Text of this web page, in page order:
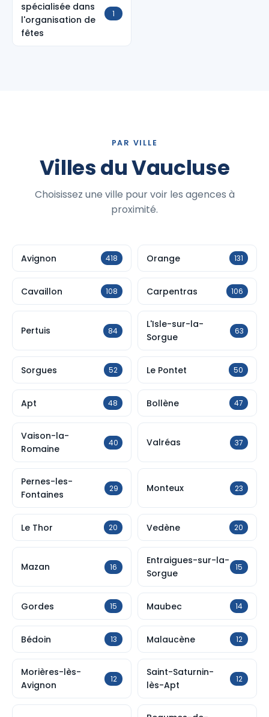
spécialisée dans
l'organisation de
fêtes
1
PAR VILLE
Villes du Vaucluse
Choisissez une ville pour voir les agences à
proximité.
Avignon 418 Orange 131
Cavaillon 108 Carpentras 106
Pertuis 84
L'Isle-sur-la-
Sorgue
63
Sorgues 52 Le Pontet 50
Apt 48 Bollène 47
Vaison-la-
Romaine
40 Valréas 37
Pernes-les-
Fontaines
29 Monteux 23
Le Thor 20 Vedène 20
Mazan 16
Entraigues-sur-la-
Sorgue
15
Gordes 15 Maubec 14
Bédoin 13 Malaucène 12
Morières-lès-
Avignon
12
Saint-Saturnin-
lès-Apt
12